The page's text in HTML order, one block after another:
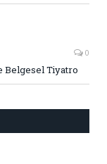
0
Belgesel Tiyatro